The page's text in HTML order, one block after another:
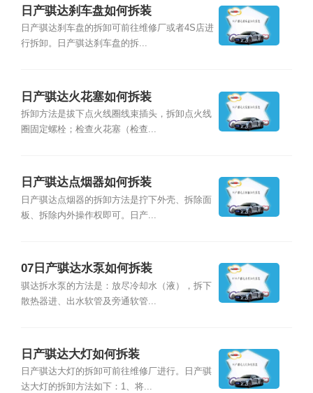
日产骐达刹车盘如何拆装
日产骐达刹车盘的拆卸可前往维修厂或者4S店进
行拆卸。日产骐达刹车盘的拆...
日产骐达火花塞如何拆装
拆卸方法是拔下点火线圈线束插头，拆卸点火线
圈固定螺栓；检查火花塞（检查...
日产骐达点烟器如何拆装
日产骐达点烟器的拆卸方法是拧下外壳、拆除面
板、拆除内外操作权即可。日产...
07日产骐达水泵如何拆装
骐达拆水泵的方法是：放尽冷却水（液），拆下
散热器进、出水软管及旁通软管...
日产骐达大灯如何拆装
日产骐达大灯的拆卸可前往维修厂进行。日产骐
达大灯的拆卸方法如下：1、将...